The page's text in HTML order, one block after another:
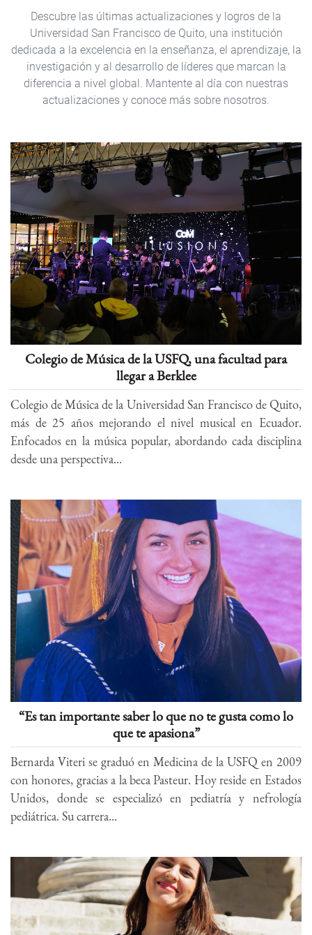
Descubre las últimas actualizaciones y logros de la
Universidad San Francisco de Quito, una institución
dedicada a la excelencia en la enseñanza, el aprendizaje, la
investigación y al desarrollo de líderes que marcan la
diferencia a nivel global. Mantente al día con nuestras
actualizaciones y conoce más sobre nosotros.
Colegio de Música de la USFQ, una facultad para
llegar a Berklee
Colegio de Música de la Universidad San Francisco de Quito,
más de 25 años mejorando el nivel musical en Ecuador.
Enfocados en la música popular, abordando cada disciplina
desde una perspectiva...
“Es tan importante saber lo que no te gusta como lo
que te apasiona”
Bernarda Viteri se graduó en Medicina de la USFQ en 2009
con honores, gracias a la beca Pasteur. Hoy reside en Estados
Unidos, donde se especializó en pediatría y nefrología
pediátrica. Su carrera...